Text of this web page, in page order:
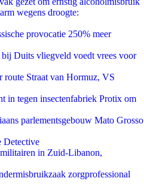
wegens droogte:
provocatie 250% meer
Duits vliegveld voedt vrees voor
route Straat van Hormuz, VS
in tegen insectenfabriek Protix om
parlementsgebouw Mato Grosso
Detective
in Zuid-Libanon,
zorgprofessional